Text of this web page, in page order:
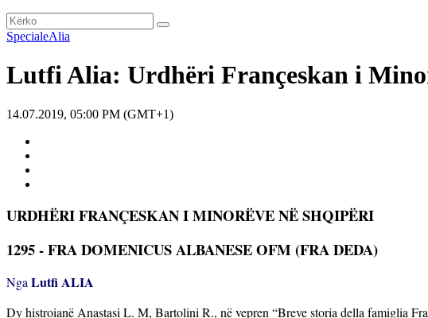
SpecialeAlia
Lutfi Alia: Urdhëri Françeskan i
14.07.2019, 05:00 PM (GMT+1)
URDHËRI FRANÇESKAN I MINORËVE NË SHQIPËRI
1295 - FRA DOMENICUS ALBANESE OFM (FRA DEDA)
Nga Lutfi ALIA
Dy histroianë Anastasi L. M, Bartolini R., në vepren “Breve storia della famiglia